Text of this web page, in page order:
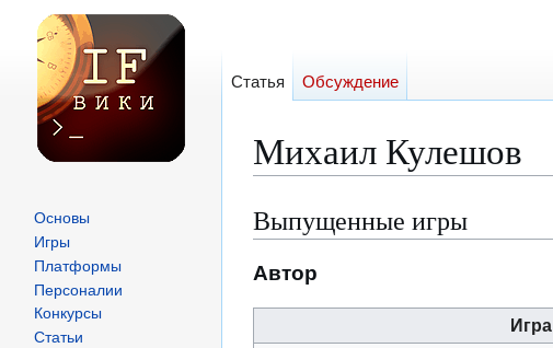
Михаил Кулешов
Перейти
к
навигации
Перейти
к
поиску
Выпущенные игры
Автор
Игра
Статья Обсуждение
Основы
Игры
Платформы
Персоналии
Конкурсы
Статьи